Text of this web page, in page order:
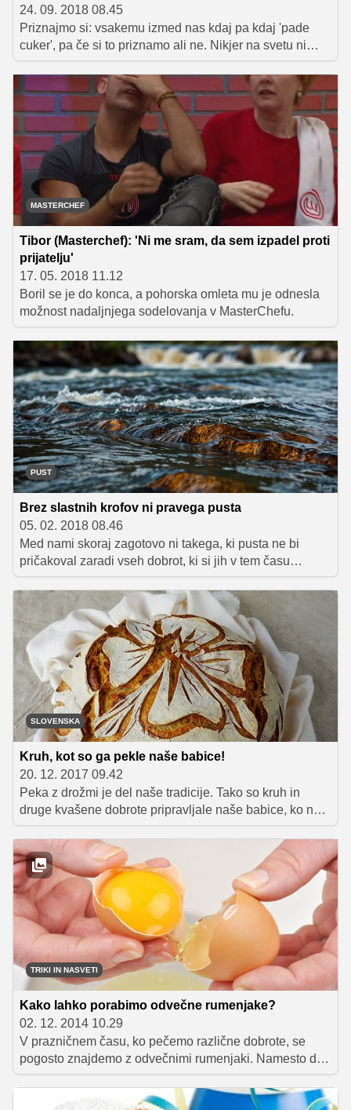
24. 09. 2018 08.45
Priznajmo si: vsakemu izmed nas kdaj pa kdaj 'pade
cuker', pa če si to priznamo ali ne. Nikjer na svetu ni
človeka, ki ga vsake toliko ne bi premamila želja po
sladkem, zato se vsaka kuhinja na tem planetu lahko
pohvali s kakšno imenitno sladico. Da se ne boste
vedno mastili samo s slovenskimi štrudli, gibanicami in
poticami, smo pripravili seznam 10 najbolj znanih sladic
sveta, ki jih je vsekakor vredno poskusiti in jih ne glede
na tuje poreklo lahko pripravite kar v domači kuhinji.
MASTERCHEF
Tibor (Masterchef): 'Ni me sram, da sem izpadel proti
prijatelju'
17. 05. 2018 11.12
Boril se je do konca, a pohorska omleta mu je odnesla
možnost nadaljnjega sodelovanja v MasterChefu.
PUST
Brez slastnih krofov ni pravega pusta
05. 02. 2018 08.46
Med nami skoraj zagotovo ni takega, ki pusta ne bi
pričakoval zaradi vseh dobrot, ki si jih v tem času
privoščimo. Puhasti, slastni, dišeči, polni marmelade, to
so lahko samo krofi! Domači krofi bodo s spodnjim
receptom zagotovo slastni, kot še nikoli in iz mize bodo
v hipu izginili. Pa veselo peko in zabavno rajanje!
SLOVENSKA
Kruh, kot so ga pekle naše babice!
20. 12. 2017 09.42
Peka z drožmi je del naše tradicije. Tako so kruh in
druge kvašene dobrote pripravljale naše babice, ko na
trgovskih policah še ni bilo mogoče dobiti kvasa. Z Anito
Šumer, mojstrico peke z drožmi in avtorico knjige
Drožomanija, smo se pogovarjali o tem, kako se lotiti
peke in na kaj moramo pri pripravi paziti.
TRIKI IN NASVETI
Kako lahko porabimo odvečne rumenjake?
02. 12. 2014 10.29
V prazničnem času, ko pečemo različne dobrote, se
pogosto znajdemo z odvečnimi rumenjaki. Namesto da
bi jih zavrgli, odkrijte čudovite načine, kako jih vključiti v
svoje kulinarične kreacije. Od domačih testenin do